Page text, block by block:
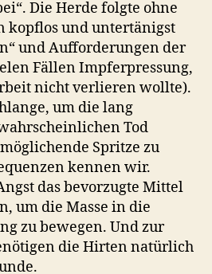
Die Herde folgte ohne
kopflos und untertänigst
und Aufforderungen der
Fällen Impferpressung,
nicht verlieren wollte).
um die lang
Tod
Spritze zu
kennen wir.
das bevorzugte Mittel
um die Masse in die
zu bewegen. Und zur
die Hirten natürlich